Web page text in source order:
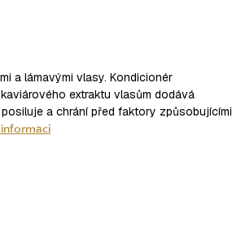
a lámavými vlasy. Kondicionér
extraktu vlasům dodává
a chrání před faktory způsobujícími